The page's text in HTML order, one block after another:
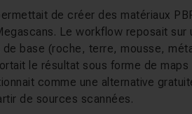
de créer des matériaux
Le workflow reposait
de base (roche, terre, mousse,
le résultat sous forme de
comme une alternative
de sources scannées.